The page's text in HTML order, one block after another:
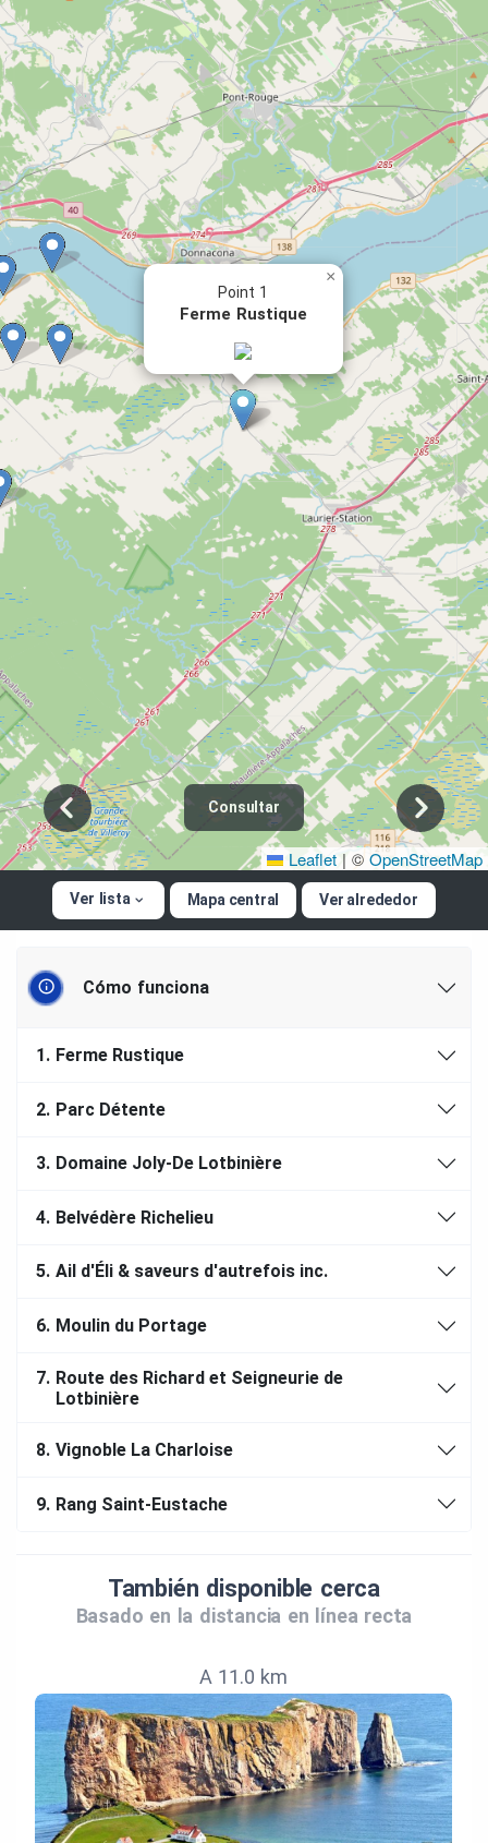
Cómo funciona
1. Ferme Rustique
2. Parc Détente
3. Domaine Joly-De Lotbinière
4. Belvédère Richelieu
5. Ail d'Éli & saveurs d'autrefois inc.
6. Moulin du Portage
7. Route des Richard et Seigneurie de
Lotbinière
8. Vignoble La Charloise
9. Rang Saint-Eustache
Point 1
Ferme Rustique
×
Leaflet | © OpenStreetMap
Consultar
Ver lista Mapa central Ver alrededor
También disponible cerca
Basado en la distancia en línea recta
A 11.0 km